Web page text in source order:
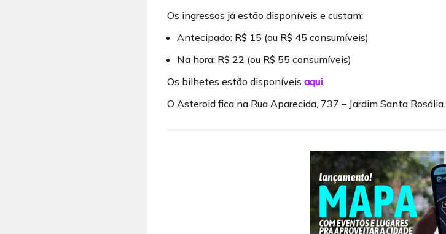
Os ingressos já estão disponíveis e custam:
Antecipado: R$ 15 (ou R$ 45 consumíveis)
Na hora: R$ 22 (ou R$ 55 consumíveis)
Os bilhetes estão disponíveis aqui.
O Asteroid fica na Rua Aparecida, 737 – Jardim Santa Rosália.